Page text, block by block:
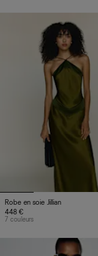
Robe en soie Jillian
448 €
7 couleurs